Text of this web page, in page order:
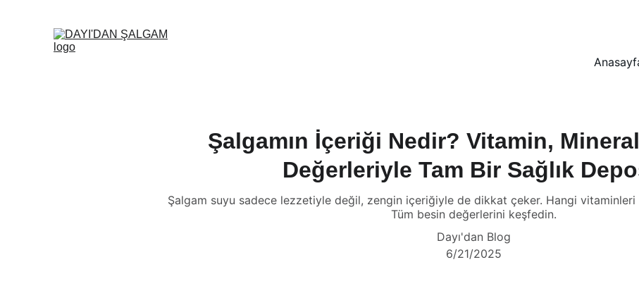
Şalgamın İçeriği Nedir? Vitamin,
Değerleriyle Tam Bir Sağlık
Şalgam suyu sadece lezzetiyle değil, zengin içeriğiyle de dikkat çeker. Hangi vitaminleri
Tüm besin değerlerini keşfedin.
Dayı'dan Blog
6/21/2025